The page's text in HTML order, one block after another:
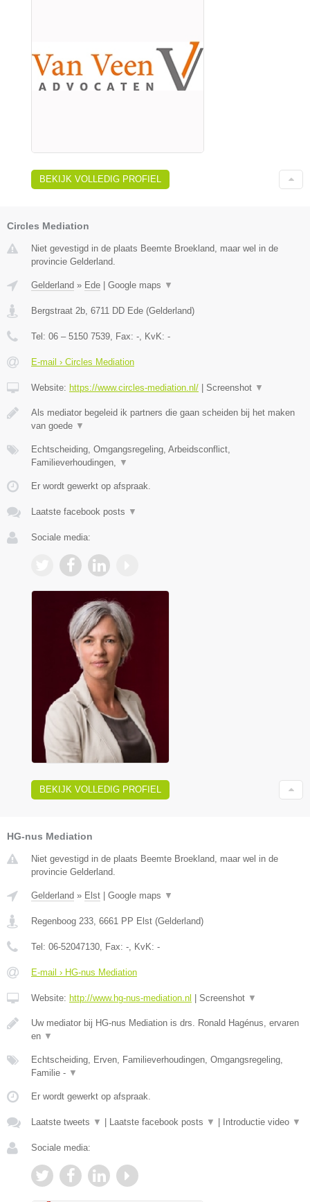
BEKIJK VOLLEDIG PROFIEL
Circles Mediation
Niet gevestigd in de plaats Beemte Broekland, maar wel in de
provincie Gelderland.
Gelderland » Ede Google maps ▼
Bergstraat 2b, 6711 DD Ede (Gelderland)
Tel: 06 – 5150 7539, Fax: -, KvK: -
E-mail › Circles Mediation
Website: https://www.circles-mediation.nl/ Screenshot ▼
Als mediator begeleid ik partners die gaan scheiden bij het maken
van goede ▼
Echtscheiding, Omgangsregeling, Arbeidsconflict,
Familieverhoudingen, ▼
Er wordt gewerkt op afspraak.
Laatste facebook posts ▼
Sociale media:
BEKIJK VOLLEDIG PROFIEL
HG-nus Mediation
Niet gevestigd in de plaats Beemte Broekland, maar wel in de
provincie Gelderland.
Gelderland » Elst | Google maps ▼
Regenboog 233 6661 PP Elst (Gelderland)
Tel: 06-52047130 , Fax: - , KvK: -
E-mail › HG-nus Mediation
Website: http://www.hg-nus-mediation.nl | Screenshot ▼
Uw mediator bij HG-nus Mediation is drs. Ronald Hagénus, ervaren
en ▼
Echtscheiding, Erven, Familieverhoudingen, Omgangsregeling,
Familie - ▼
Er wordt gewerkt op afspraak.
Laatste tweets ▼ | Laatste facebook posts ▼ | Introductie video ▼
Sociale media: